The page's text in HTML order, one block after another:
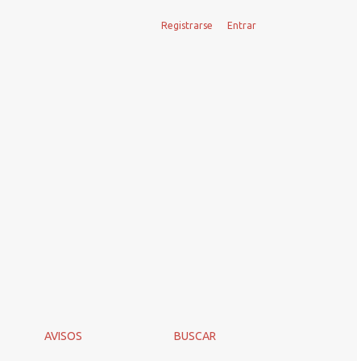
AVISOS BUSCAR
Registrarse Entrar